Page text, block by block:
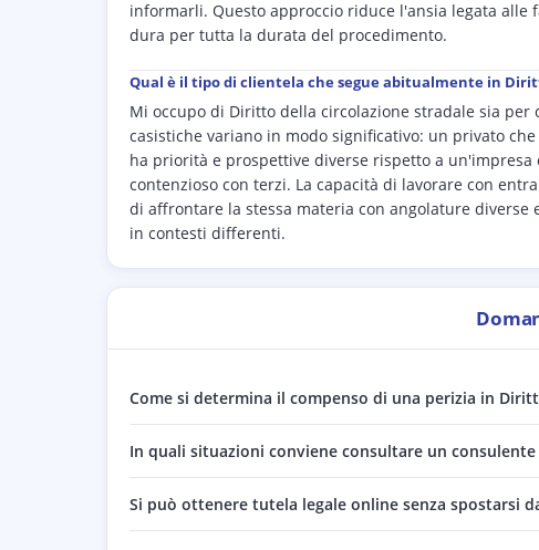
informarli. Questo approccio riduce l'ansia legata
dura per tutta la durata del procedimento.
Qual è il tipo di clientela che segue abitualmente in
Mi occupo di Diritto della circolazione stradale sia
casistiche variano in modo significativo: un privato
ha priorità e prospettive diverse rispetto a
contenzioso con terzi. La capacità di lavorare con
di affrontare la stessa materia con angolature
in contesti differenti.
Come si determina il compenso di una perizia in
In quali situazioni conviene consultare un
Si può ottenere tutela legale online senza spostarsi